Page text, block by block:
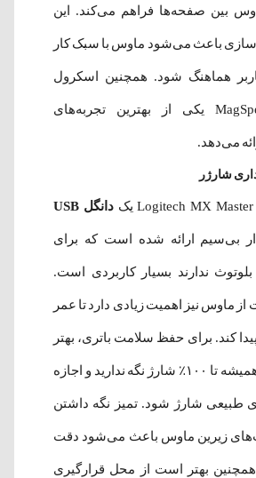
بین صفحه‌ها فراهم می‌کند. این
باعث می‌شود ماوس با سبک کار
هماهنگ شود. همچنین اسکرول
مغناطیسی MagSpeed یکی از بهترین تجربه‌های
می‌دهد.
شارژر
دانگل USB
بی‌سیم ارائه شده است که برای
ندارند بسیار کاربردی است.
از ماوس نیز اهمیت زیادی دارد تا عمر
کند. برای حفظ سلامت باتری، بهتر
است دستگاه را همیشه تا ۱۰۰٪ شارژ نگه ندارید و اجازه
طبیعی شارژ شود. تمیز نگه داشتن
زیرین ماوس باعث می‌شود دقت
همچنین بهتر است از محل قرارگیری